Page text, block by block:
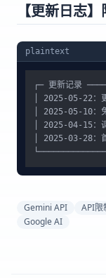
【更新日志
plaintext
┌─ 更新记录
│ 2025-05-22：
│ 2025-05-10：
│ 2025-04-15：
│ 2025-03-28：
Gemini API API限
Google AI